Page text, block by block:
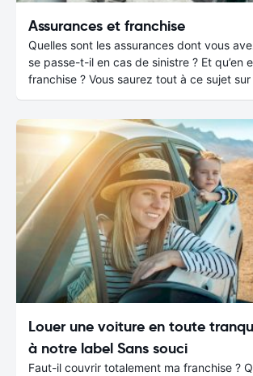
Assurances et franchise
Quelles sont les assurances dont vous
se passe-t-il en cas de sinistre ? Et qu’en
franchise ? Vous saurez tout à ce sujet
Louer une voiture en toute
à notre label Sans souci
Faut-il couvrir totalement ma franchise ?